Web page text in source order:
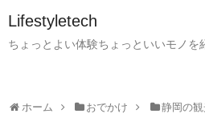
Lifestyletech
ちょっとよい体験ちょっといいモノを
ホーム おでかけ 静岡の